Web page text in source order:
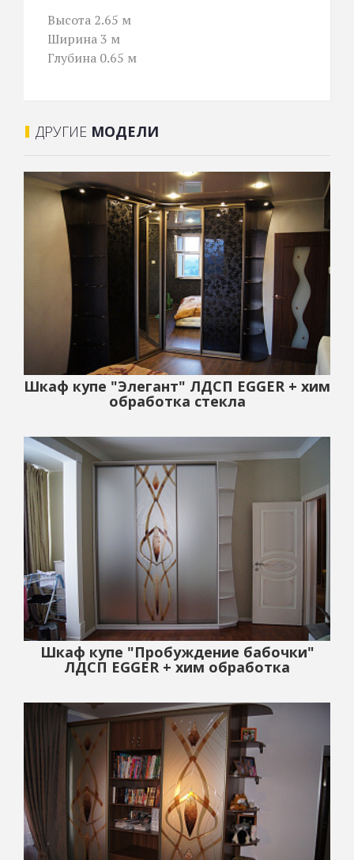
Высота 2.65 м
Ширина 3 м
Глубина 0.65 м
ДРУГИЕ МОДЕЛИ
Шкаф купе "Элегант" ЛДСП EGGER + хим
обработка стекла
Шкаф купе "Пробуждение бабочки"
ЛДСП EGGER + хим обработка